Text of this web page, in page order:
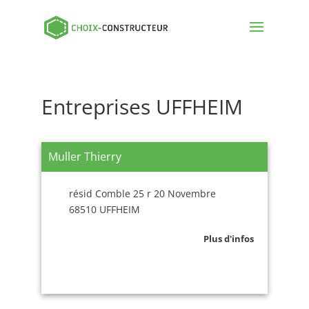
Entreprises UFFHEIM
Muller Thierry
résid Comble 25 r 20 Novembre
68510 UFFHEIM
Plus d'infos